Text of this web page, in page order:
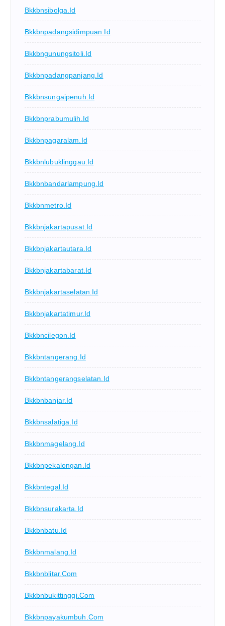
Bkkbnsibolga.id
Bkkbnpadangsidimpuan.id
Bkkbngunungsitoli.id
Bkkbnpadangpanjang.id
Bkkbnsungaipenuh.id
Bkkbnprabumulih.id
Bkkbnpagaralam.id
Bkkbnlubuklinggau.id
Bkkbnbandarlampung.id
Bkkbnmetro.id
Bkkbnjakartapusat.id
Bkkbnjakartautara.id
Bkkbnjakartabarat.id
Bkkbnjakartaselatan.id
Bkkbnjakartatimur.id
Bkkbncilegon.id
Bkkbntangerang.id
Bkkbntangerangselatan.id
Bkkbnbanjar.id
Bkkbnsalatiga.id
Bkkbnmagelang.id
Bkkbnpekalongan.id
Bkkbntegal.id
Bkkbnsurakarta.id
Bkkbnbatu.id
Bkkbnmalang.id
Bkkbnblitar.com
Bkkbnbukittinggi.com
Bkkbnpayakumbuh.com